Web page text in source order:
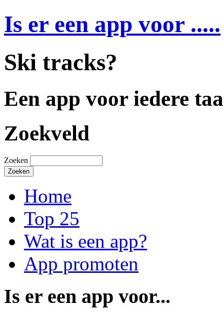
Is er een app voor .....
Ski tracks?
Een app voor iedere
Zoekveld
Zoeken
Home
Top 25
Wat is een app?
App promoten
Is er een app voor...